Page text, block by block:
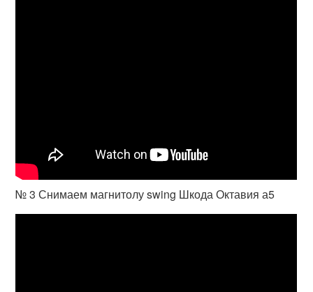
№ 3 Снимаем магнитолу swing Шкода Октавия а5